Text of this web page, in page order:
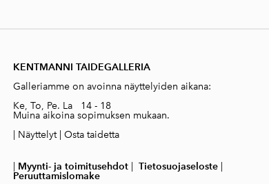
KENTMANNI TAIDEGALLERIA
Galleriamme on avoinna näyttelyiden aikana:
Ke, To, Pe. La 14 - 18
Muina aikoina sopimuksen mukaan.
Näyttelyt|Osta taidetta
Myynti- ja toimitusehdot |Tietosuojaseloste
Peruuttamislomake